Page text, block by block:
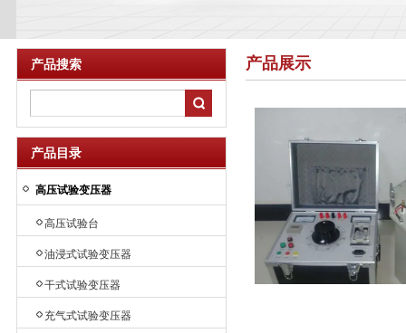
产品搜索
产品目录
高压试验变压器
高压试验台
油浸式试验变压器
干式试验变压器
充气式试验变压器
产品展示